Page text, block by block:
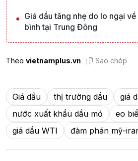
Giá dầu tăng nhẹ do lo ngại
bình tại Trung Đông
Theo vietnamplus.vn Sao chép
Giá dầu thị trường dầu
giá
nước xuất khẩu dầu mỏ
eo
giá dầu WTI
đàm phán mỹ-